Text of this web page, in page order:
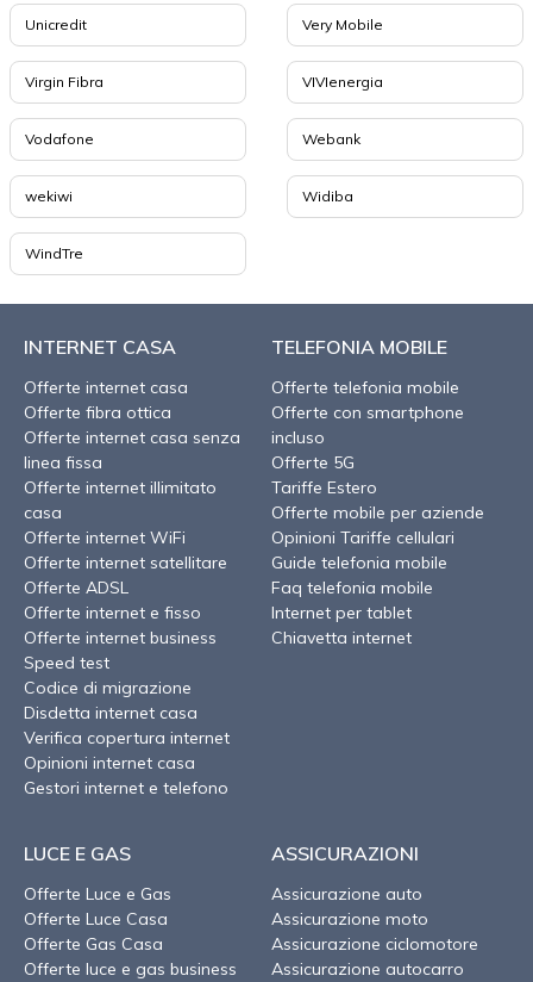
Unicredit Very Mobile
Virgin Fibra VIVIenergia
Vodafone Webank
wekiwi Widiba
WindTre
INTERNET CASA
Offerte internet casa
Offerte fibra ottica
Offerte internet casa senza
linea fissa
Offerte internet illimitato
casa
Offerte internet WiFi
Offerte internet satellitare
Offerte ADSL
Offerte internet e fisso
Offerte internet business
Speed test
Codice di migrazione
Disdetta internet casa
Verifica copertura internet
Opinioni internet casa
Gestori internet e telefono
TELEFONIA MOBILE
Offerte telefonia mobile
Offerte con smartphone
incluso
Offerte 5G
Tariffe Estero
Offerte mobile per aziende
Opinioni Tariffe cellulari
Guide telefonia mobile
Faq telefonia mobile
Internet per tablet
Chiavetta internet
LUCE E GAS
Offerte Luce e Gas
Offerte Luce Casa
Offerte Gas Casa
Offerte luce e gas business
ASSICURAZIONI
Assicurazione auto
Assicurazione moto
Assicurazione ciclomotore
Assicurazione autocarro